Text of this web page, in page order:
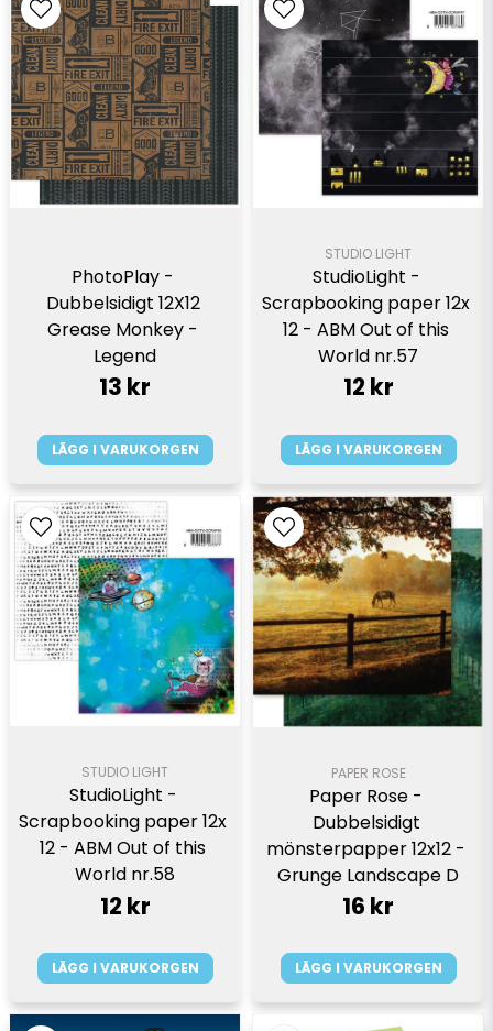
PhotoPlay -
Dubbelsidigt 12X12
Grease Monkey -
Legend
13 kr
LÄGG I VARUKORGEN
STUDIO LIGHT
StudioLight -
Scrapbooking paper 12x
12 - ABM Out of this
World nr.57
12 kr
LÄGG I VARUKORGEN
STUDIO LIGHT
StudioLight -
Scrapbooking paper 12x
12 - ABM Out of this
World nr.58
12 kr
LÄGG I VARUKORGEN
PAPER ROSE
Paper Rose -
Dubbelsidigt
mönsterpapper 12x12 -
Grunge Landscape D
16 kr
LÄGG I VARUKORGEN